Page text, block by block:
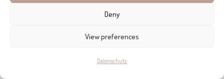
Deny
View preferences
Datenschutz